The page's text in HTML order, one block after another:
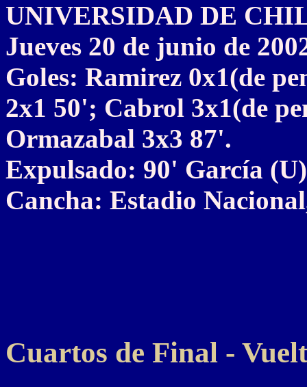
UNIVERSIDAD DE
Jueves 20 de junio de
Goles: Ramirez 0x1(de
2x1 50'; Cabrol 3x1(de
Ormazabal 3x3 87'.
Expulsado: 90' García
Cancha: Estadio
Cuartos de Final -